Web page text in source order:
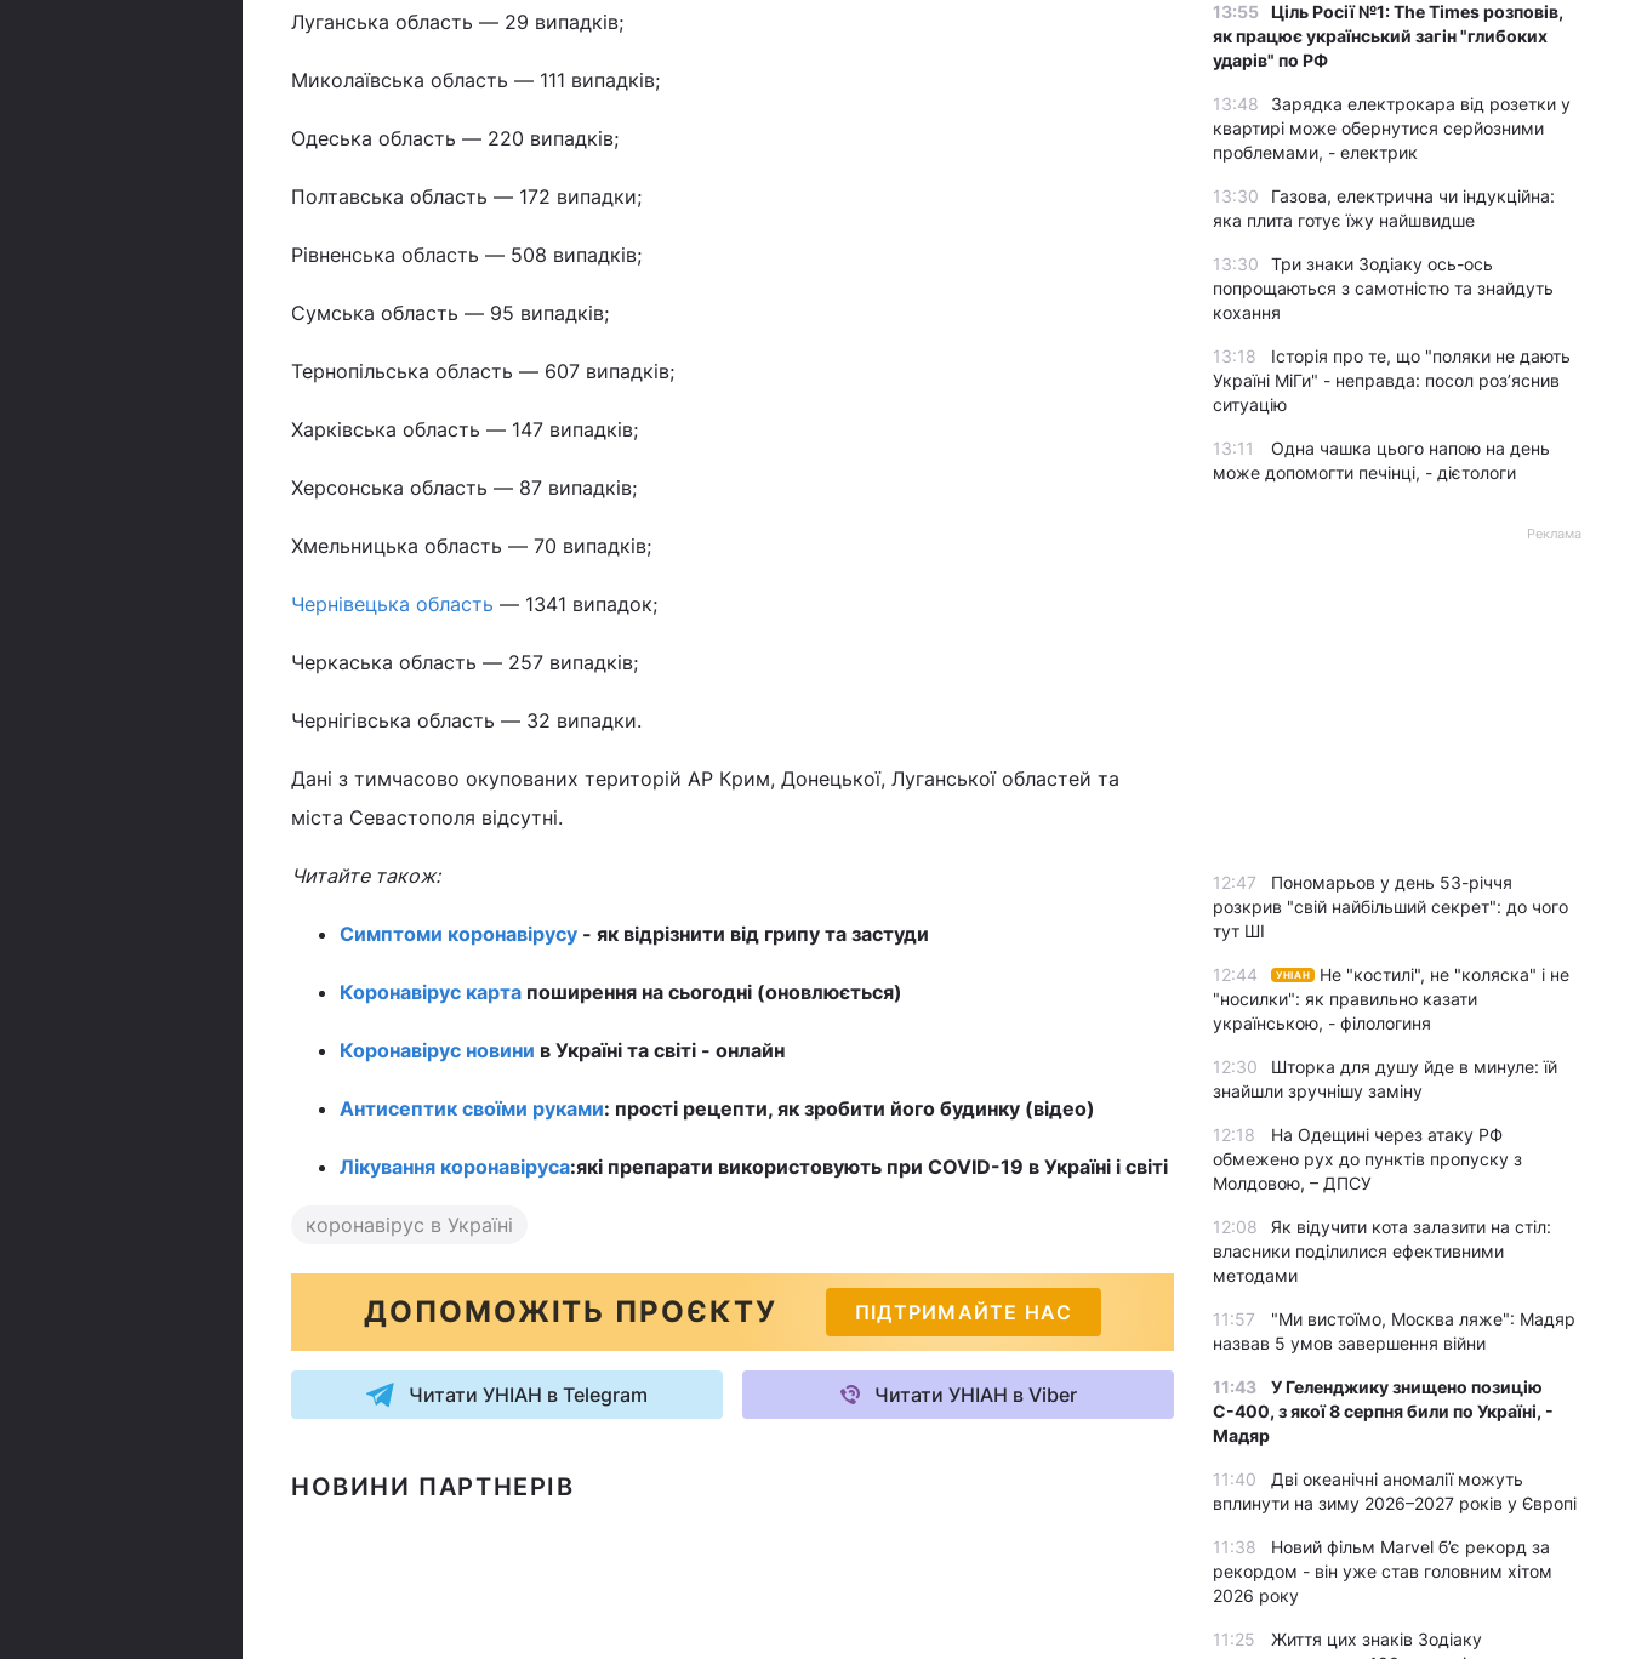
Луганська область — 29 випадків;
Миколаївська область — 111 випадків;
Одеська область — 220 випадків;
Полтавська область — 172 випадки;
Рівненська область — 508 випадків;
Сумська область — 95 випадків;
Тернопільська область — 607 випадків;
Харківська область — 147 випадків;
Херсонська область — 87 випадків;
Хмельницька область — 70 випадків;
Чернівецька область — 1341 випадок;
Черкаська область — 257 випадків;
Чернігівська область — 32 випадки.
Дані з тимчасово окупованих територій АР Крим, Донецької, Луганської областей та
міста Севастополя відсутні.
Читайте також:
Симптоми коронавірусу - як відрізнити від грипу та застуди
Коронавірус карта поширення на сьогодні (оновлюється)
Коронавірус новини в Україні та світі - онлайн
Антисептик своїми руками: прості рецепти, як зробити його будинку (відео)
Лікування коронавіруса:які препарати використовують при COVID-19 в Україні і світі
коронавірус в Україні
ДОПОМОЖІТЬ ПРОЄКТУ ПІДТРИМАЙТЕ НАС
Читати УНІАН в Telegram Читати УНІАН в Viber
НОВИНИ ПАРТНЕРІВ
13:55 Ціль Росії №1: The Times розповів,
як працює український загін "глибоких
ударів" по РФ
13:48
Зарядка електрокара від розетки у
квартирі може обернутися серйозними
проблемами, - електрик
13:30
Газова, електрична чи індукційна:
яка плита готує їжу найшвидше
13:30
Три знаки Зодіаку ось-ось
попрощаються з самотністю та знайдуть
кохання
13:18
Історія про те, що "поляки не дають
Україні МіГи" - неправда: посол роз’яснив
ситуацію
13:11
Одна чашка цього напою на день
може допомогти печінці, - дієтологи
Реклама
12:47
Пономарьов у день 53-річчя
розкрив "свій найбільший секрет": до чого
тут ШІ
12:44 УНІАН
Не "костилі", не "коляска" і не
"носилки": як правильно казати
українською, - філологиня
12:30
Шторка для душу йде в минуле: їй
знайшли зручнішу заміну
12:18
На Одещині через атаку РФ
обмежено рух до пунктів пропуску з
Молдовою, – ДПСУ
12:08
Як відучити кота залазити на стіл:
власники поділилися ефективними
методами
11:57
"Ми вистоїмо, Москва ляже": Мадяр
назвав 5 умов завершення війни
11:43
У Геленджику знищено позицію
С-400, з якої 8 серпня били по Україні, -
Мадяр
11:40
Дві океанічні аномалії можуть
вплинути на зиму 2026–2027 років у Європі
11:38
Новий фільм Marvel б’є рекорд за
рекордом - він уже став головним хітом
2026 року
11:25
Життя цих знаків Зодіаку